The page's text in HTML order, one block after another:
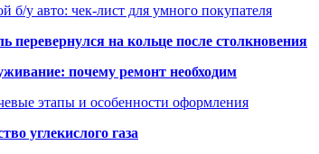
б/у авто: чек-лист для умного покупателя
перевернулся на кольце после столкновения
почему ремонт необходим
этапы и особенности оформления
углекислого газа